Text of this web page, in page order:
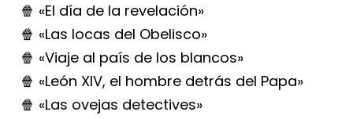
🍿 «El día de la revelación»
🍿 «Las locas del Obelisco»
🍿 «Viaje al país de los blancos»
🍿 «León XIV, el hombre detrás del Papa»
🍿 «Las ovejas detectives»